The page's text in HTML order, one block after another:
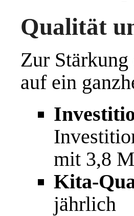
Qualität
Zur
auf ein
mit 3,8
Kita-